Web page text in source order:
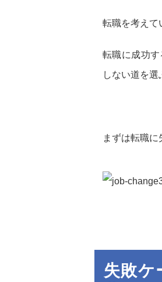
転職を考えて
転職に成功
しない道を選
まずは転職に
失敗